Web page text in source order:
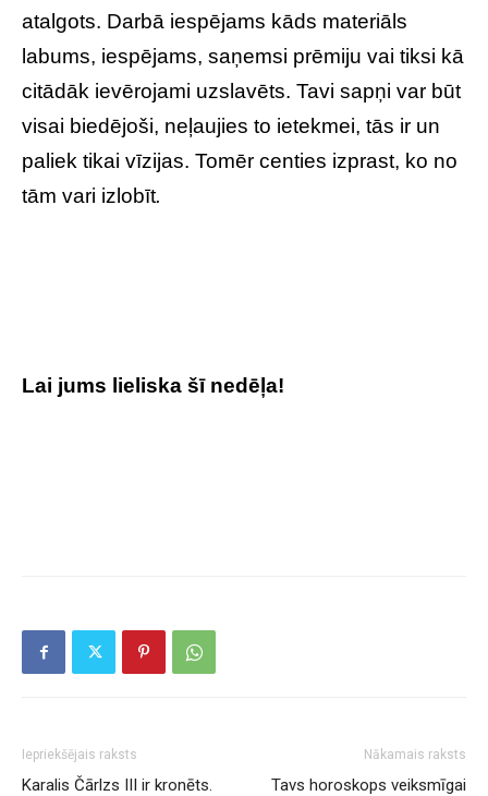
atalgots. Darbā iespējams kāds materiāls
labums, iespējams, saņemsi prēmiju vai tiksi kā
citādāk ievērojami uzslavēts. Tavi sapņi var būt
visai biedējoši, neļaujies to ietekmei, tās ir un
paliek tikai vīzijas. Tomēr centies izprast, ko no
tām vari izlobīt.
Lai jums lieliska šī nedēļa!
Iepriekšējais raksts
Karalis Čārlzs III ir kronēts.
Nākamais raksts
Tavs horoskops veiksmīgai